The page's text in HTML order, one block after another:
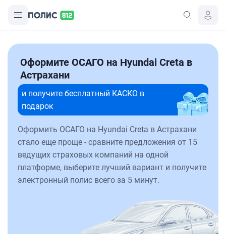
Оформите ОСАГО на Hyundai Creta в
Астрахани
и получите бесплатный КАСКО в
подарок
Оформить ОСАГО на Hyundai Creta в Астрахани
стало еще проще - сравните предложения от 15
ведущих страховых компаний на одной
платформе, выберите лучший вариант и получите
электронный полис всего за 5 минут.